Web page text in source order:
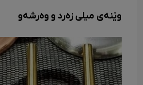
وێنەی میلی زەرد و وەرشەو